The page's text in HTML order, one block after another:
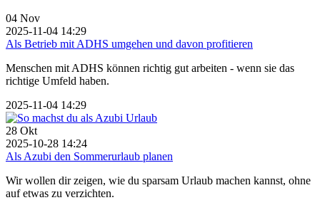
04 Nov
2025-11-04 14:29
Als Betrieb mit ADHS umgehen und davon profitieren
Menschen mit ADHS können richtig gut arbeiten - wenn sie das
richtige Umfeld haben.
2025-11-04 14:29
28 Okt
2025-10-28 14:24
Als Azubi den Sommerurlaub planen
Wir wollen dir zeigen, wie du sparsam Urlaub machen kannst, ohne
auf etwas zu verzichten.